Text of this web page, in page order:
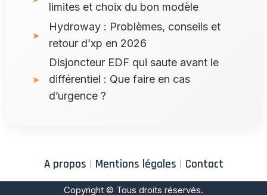
limites et choix du bon modèle
Hydroway : Problèmes, conseils et
retour d’xp en 2026
Disjoncteur EDF qui saute avant le
différentiel : Que faire en cas
d’urgence ?
A propos | Mentions légales | Contact
Copyright © Tous droits réservés.